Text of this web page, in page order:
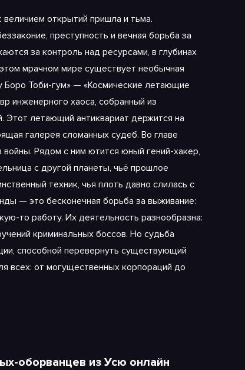
величием открытий пришла и тьма.
преступность и вечная борьба за
за контроль над ресурсами, в глубинах
мрачном мире существует необычная
Боро Тоби-гум» — «Космические летающие
инженерного хаоса, собранный из
Этот летающий антиквариат держится на
галерея сломанных судеб. Во главе
войны. Рядом с ним ютится юный гений-хакер,
с другой планеты, чьё прошлое
техник, чья плоть давно слилась с
— это бесконечная борьба за выживание:
то работу. Их деятельность разнообразна:
криминальных боссов. Но судьба
способной перевернуть существующий
всех: от могущественных корпораций до
оборванцев из Усю онлайн